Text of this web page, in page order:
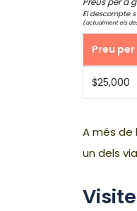
El descompte
(actualment els
Preu
$25,000
A més de
un dels